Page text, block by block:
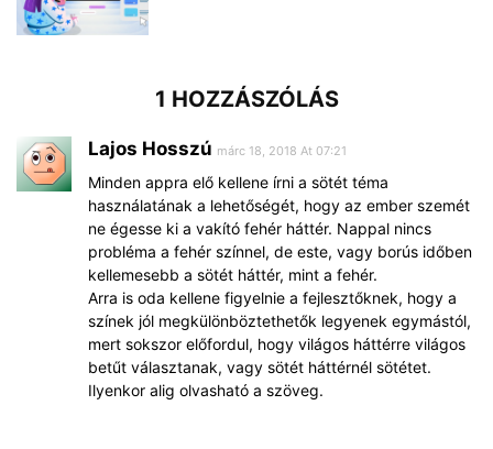
1 HOZZÁSZÓLÁS
Lajos Hosszú márc 18, 2018 At 07:21
Minden appra elő kellene írni a sötét téma
használatának a lehetőségét, hogy az ember szemét
ne égesse ki a vakító fehér háttér. Nappal nincs
probléma a fehér színnel, de este, vagy borús időben
kellemesebb a sötét háttér, mint a fehér.
Arra is oda kellene figyelnie a fejlesztőknek, hogy a
színek jól megkülönböztethetők legyenek egymástól,
mert sokszor előfordul, hogy világos háttérre világos
betűt választanak, vagy sötét háttérnél sötétet.
Ilyenkor alig olvasható a szöveg.